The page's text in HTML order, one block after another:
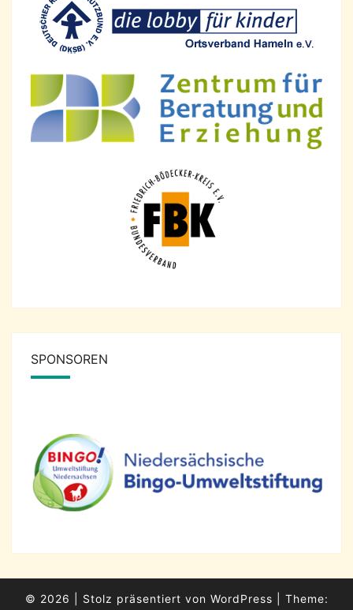
SPONSOREN
© 2026 Stolz präsentiert von WordPress Theme: